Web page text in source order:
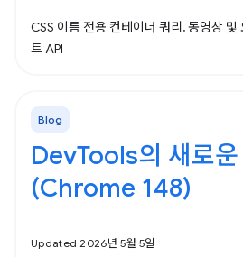
CSS 이름 전용 컨테이너 쿼리, 동영상
트 API
Blog
DevTools의 새로
(Chrome 148)
Updated 2026년 5월 5일